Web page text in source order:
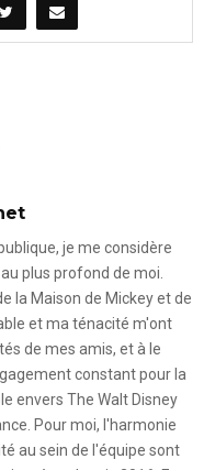
je me considère
plus profond de moi.
la Maison de Mickey et de
et ma ténacité m'ont
de mes amis, et à le
constant pour la
envers The Walt Disney
Pour moi, l'harmonie
au sein de l'équipe sont